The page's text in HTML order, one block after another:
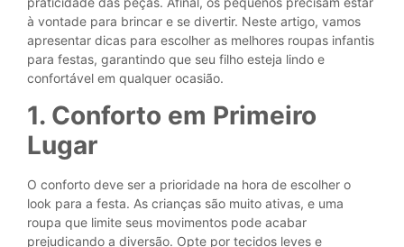
à vontade para brincar e se divertir. Neste artigo, vamos
apresentar dicas para escolher as melhores roupas infantis
para festas, garantindo que seu filho esteja lindo e
confortável em qualquer ocasião.
1. Conforto em Primeiro
Lugar
O conforto deve ser a prioridade na hora de escolher o
look para a festa. As crianças são muito ativas, e uma
roupa que limite seus movimentos pode acabar
prejudicando a diversão. Opte por tecidos leves e